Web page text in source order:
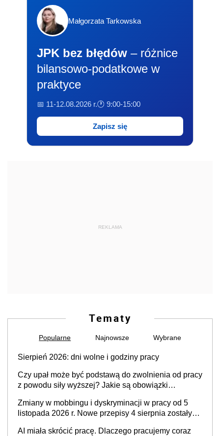
Małgorzata Tarkowska
JPK bez błędów – różnice
bilansowo-podatkowe w
praktyce
📅 11-12.08.2026 r.🕐 9:00-15:00
Zapisz się
REKLAMA
Tematy
Popularne Najnowsze Wybrane
Sierpień 2026: dni wolne i godziny pracy
Czy upał może być podstawą do zwolnienia od pracy
z powodu siły wyższej? Jakie są obowiązki
Zmiany w mobbingu i dyskryminacji w pracy od 5
listopada 2026 r. Nowe przepisy 4 sierpnia zostały
AI miała skrócić pracę. Dlaczego pracujemy coraz